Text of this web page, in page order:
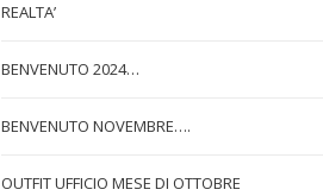
REALTA’
BENVENUTO 2024…
BENVENUTO NOVEMBRE….
OUTFIT UFFICIO MESE DI OTTOBRE